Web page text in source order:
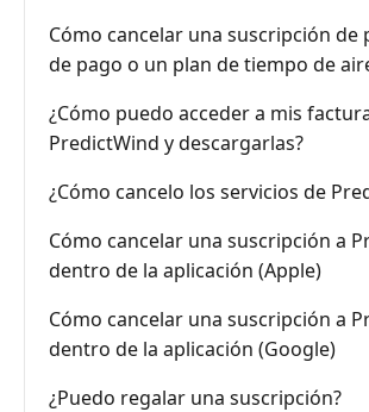
Cómo cancelar una suscripción de
de pago o un plan de tiempo de
¿Cómo puedo acceder a mis
PredictWind y descargarlas?
¿Cómo cancelo los servicios de
Cómo cancelar una suscripción a
dentro de la aplicación (Apple)
Cómo cancelar una suscripción a
dentro de la aplicación (Google)
¿Puedo regalar una suscripción?